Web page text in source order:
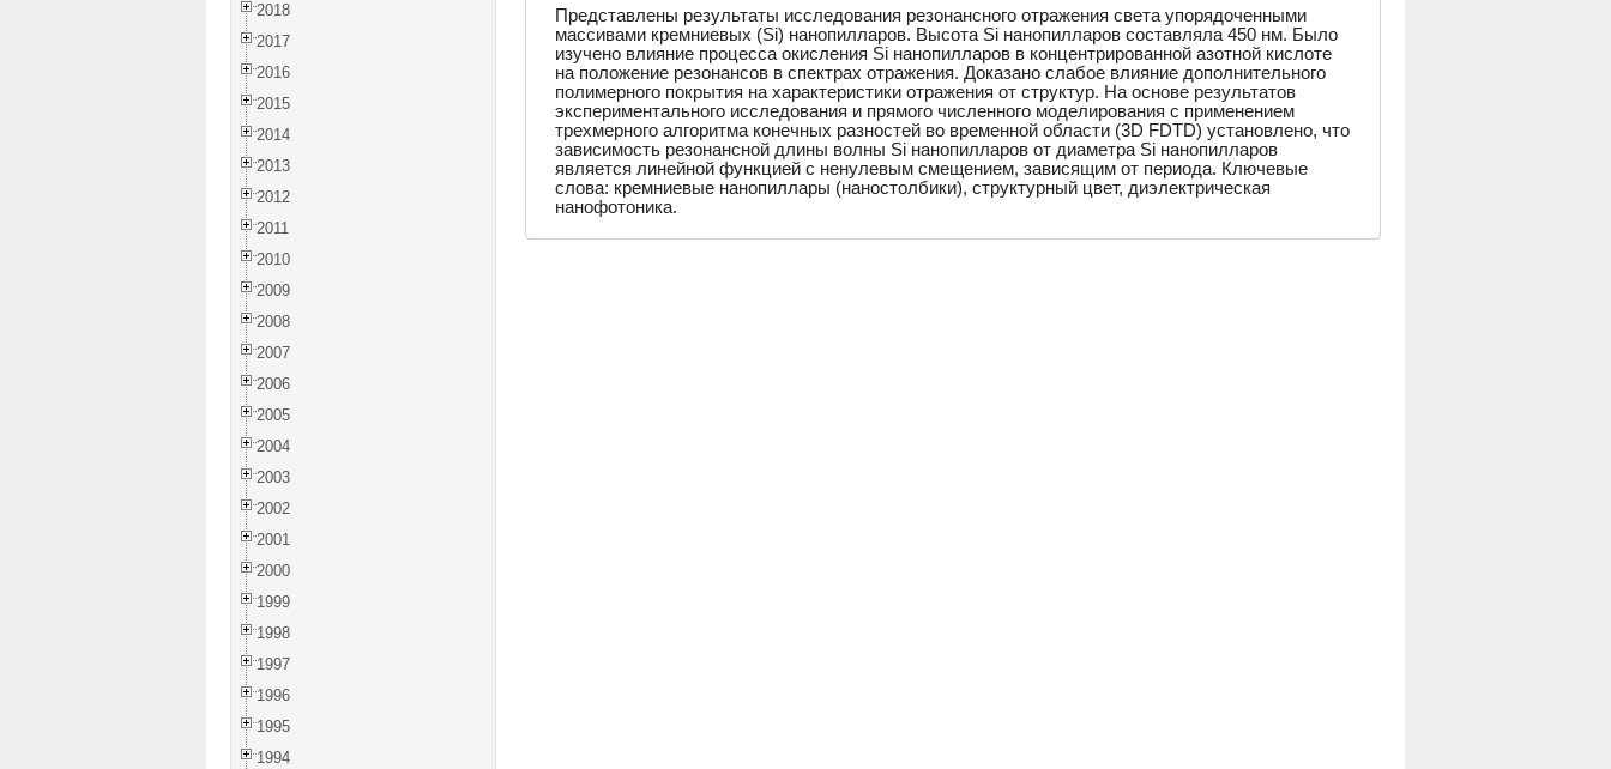
2018
2017
2016
2015
2014
2013
2012
2011
2010
2009
2008
2007
2006
2005
2004
2003
2002
2001
2000
1999
1998
1997
1996
1995
1994
Представлены результаты исследования резонансного отражения света упорядоченными
массивами кремниевых (Si) нанопилларов. Высота Si нанопилларов составляла 450 нм. Было
изучено влияние процесса окисления Si нанопилларов в концентрированной азотной кислоте
на положение резонансов в спектрах отражения. Доказано слабое влияние дополнительного
полимерного покрытия на характеристики отражения от структур. На основе результатов
экспериментального исследования и прямого численного моделирования с применением
трехмерного алгоритма конечных разностей во временной области (3D FDTD) установлено, что
зависимость резонансной длины волны Si нанопилларов от диаметра Si нанопилларов
является линейной функцией c ненулевым смещением, зависящим от периода. Ключевые
слова: кремниевые нанопиллары (наностолбики), структурный цвет, диэлектрическая
нанофотоника.